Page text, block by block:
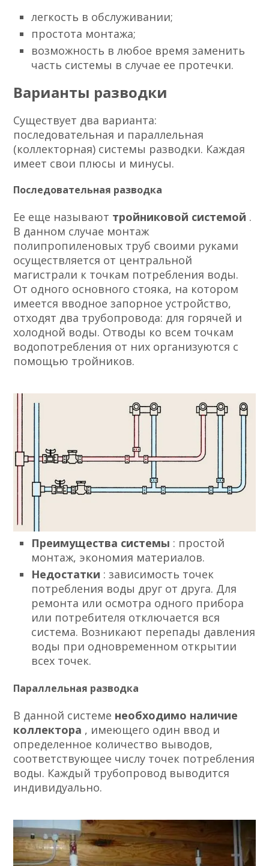
легкость в обслуживании;
простота монтажа;
возможность в любое время заменить
часть системы в случае ее протечки.
Варианты разводки
Существует два варианта:
последовательная и параллельная
(коллекторная) системы разводки. Каждая
имеет свои плюсы и минусы.
Последовательная разводка
Ее еще называют тройниковой системой .
В данном случае монтаж
полипропиленовых труб своими руками
осуществляется от центральной
магистрали к точкам потребления воды.
От одного основного стояка, на котором
имеется вводное запорное устройство,
отходят два трубопровода: для горячей и
холодной воды. Отводы ко всем точкам
водопотребления от них организуются с
помощью тройников.
Преимущества системы : простой
монтаж, экономия материалов.
Недостатки : зависимость точек
потребления воды друг от друга. Для
ремонта или осмотра одного прибора
или потребителя отключается вся
система. Возникают перепады давления
воды при одновременном открытии
всех точек.
Параллельная разводка
В данной системе необходимо наличие
коллектора , имеющего один ввод и
определенное количество выводов,
соответствующее числу точек потребления
воды. Каждый трубопровод выводится
индивидуально.